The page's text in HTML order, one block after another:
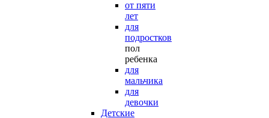
от пяти
лет
для
подростков
пол
ребенка
для
мальчика
для
девочки
Детские